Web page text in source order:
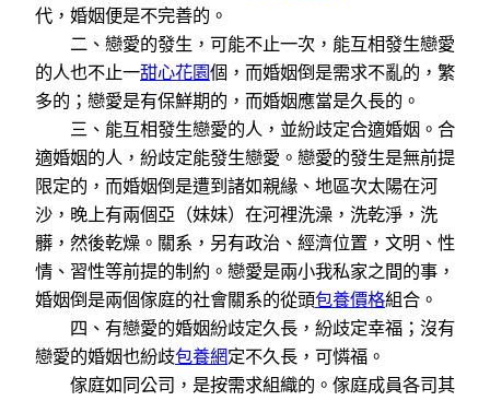
代，婚姻便是不完善的。
二、戀愛的發生，可能不止一次，能互相發生戀愛
的人也不止一甜心花園個，而婚姻倒是需求不亂的，繁
多的；戀愛是有保鮮期的，而婚姻應當是久長的。
三、能互相發生戀愛的人，並紛歧定合適婚姻。合
適婚姻的人，紛歧定能發生戀愛。戀愛的發生是無前提
限定的，而婚姻倒是遭到諸如親緣、地區次太陽在河
沙，晚上有兩個亞（妹妹）在河裡洗澡，洗乾淨，洗
髒，然後乾燥。關系，另有政治、經濟位置，文明、性
情、習性等前提的制約。戀愛是兩小我私家之間的事，
婚姻倒是兩個傢庭的社會關系的從頭包養價格組合。
四、有戀愛的婚姻紛歧定久長，紛歧定幸福；沒有
戀愛的婚姻也紛歧包養網定不久長，可憐福。
傢庭如同公司，是按需求組織的。傢庭成員各司其